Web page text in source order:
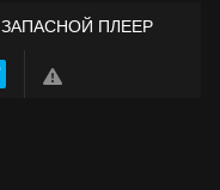
ЗАПАСНОЙ ПЛЕЕР